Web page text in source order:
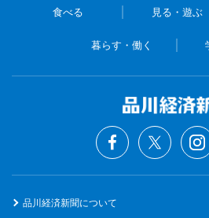
食べる 見る・遊ぶ
暮らす・働く
品川経済新聞について